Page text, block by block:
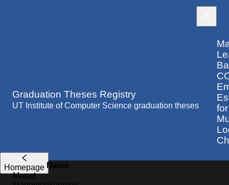
Graduation Theses Registry
UT Institute of Computer Science graduation theses
for
Homepage Name
Murad